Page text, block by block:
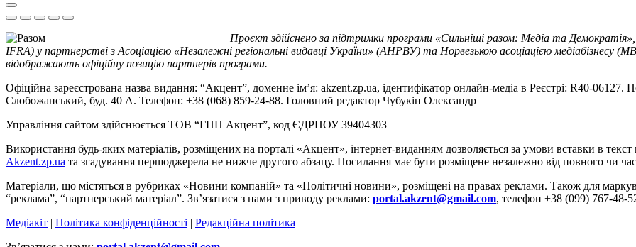
Проєкт здійснено за підтримки програми «Сильніші разом: Медіа та
IFRA) у партнерстві з Асоціацією «Незалежні регіональні видавці України» (АНРВУ) та Норвезькою асоціацією медіабізнесу
відображають офіційну позицію партнерів програми.
Офіційна зареєстрована назва видання: “Акцент”, доменне ім’я: akzent.zp.ua, ідентифікатор онлайн-медіа в Реєстрі: R40-
Слобожанський, буд. 40 А. Телефон: +38 (068) 859-24-88. Головний редактор Чубукін Олександр
Управління сайтом здійснюється ТОВ “ГПП Акцент”, код ЄДРПОУ 39404303
Використання будь-яких матеріалів, розміщених на порталі «Акцент», інтернет-виданням дозволяється за умови вставки в
Akzent.zp.ua та згадування першоджерела не нижче другого абзацу. Посилання має бути розміщене незалежно від повного чи
Матеріали, що містяться в рубриках «Новини компаній» та «Політичні новини», розміщені на правах реклами. Також для
“реклама”, “партнерський матеріал”. Зв’язатися з нами з приводу реклами: portal.akzent@gmail.com, телефон +38 (099) 767-48-
Медіакіт | Політика конфіденційності | Редакційна політика